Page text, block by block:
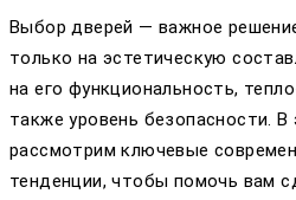
Выбор дверей — важное
только на эстетическую
на его функциональность,
также уровень безопасности.
рассмотрим ключевые
тенденции, чтобы помочь вам